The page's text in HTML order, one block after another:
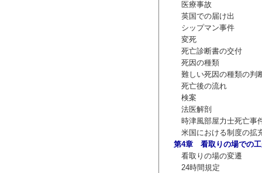
医療事故
英国での届け出
シップマン事件
変死
死亡診断書の交付
死因の種類
難しい死因の種類の判
死亡後の流れ
検案
法医解剖
時津風部屋力士死亡事
米国における制度の拡
第4章 看取りの場での
看取りの場の変遷
24時間規定